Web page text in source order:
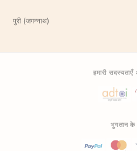
पुरी (जगन्नाथ)
हमारी
भुगतान के